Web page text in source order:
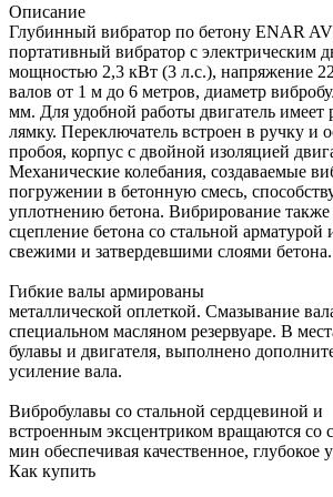
Описание
Глубинный вибратор по бетону ENAR
портативный вибратор с электрическим
мощностью 2,3 кВт (3 л.с.), напряжение
валов от 1 м до 6 метров, диаметр
мм. Для удобной работы двигатель имеет
лямку. Переключатель встроен в ручку и
пробоя, корпус с двойной изоляцией
Механические колебания, создаваемые
погружении в бетонную смесь,
уплотнению бетона. Вибрирование также
сцепление бетона со стальной
свежими и затвердевшими слоями бетона.
Гибкие валы армированы
металлической оплеткой. Смазывание
специальном масляном резервуаре. В
булавы и двигателя, выполнено
усиление вала.
Вибробулавы со стальной сердцевиной и
встроенным эксцентриком вращаются со
мин обеспечивая качественное, глубокое
Как купить